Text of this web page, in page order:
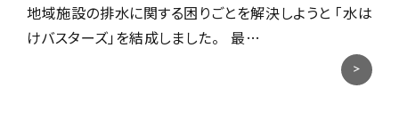
地域施設の排水に関する困りごとを解決しようと 「水は
けバスターズ」を結成しました。 最…